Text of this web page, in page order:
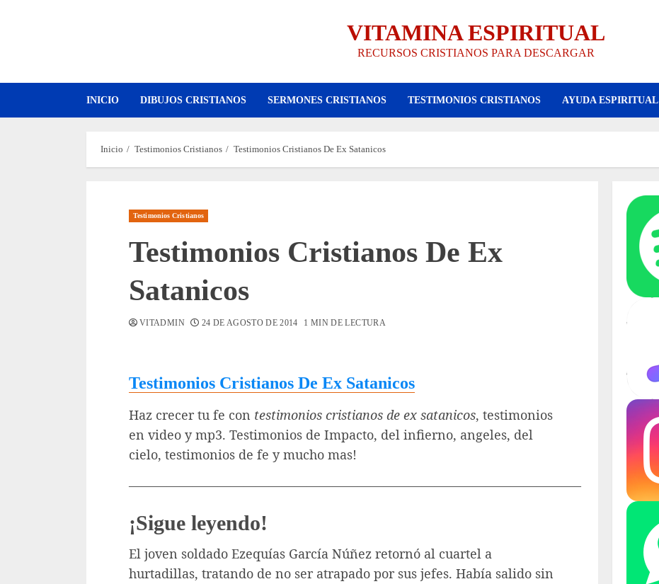
VITAMINA ESPIRITUAL
RECURSOS CRISTIANOS PARA DESCARGAR
INICIO DIBUJOS CRISTIANOS SERMONES CRISTIANOS TESTIMONIOS CRISTIANOS AYUDA ESPIRITUAL
Inicio Testimonios Cristianos Testimonios Cristianos De Ex Satanicos
Testimonios Cristianos
Testimonios Cristianos De Ex
Satanicos
VITADMIN 24 DE AGOSTO DE 2014 1 MIN DE LECTURA
Testimonios Cristianos De Ex Satanicos
Haz crecer tu fe con testimonios cristianos de ex satanicos, testimonios
en video y mp3. Testimonios de Impacto, del infierno, angeles, del
cielo, testimonios de fe y mucho mas!
———————————————————————————————————–
¡Sigue leyendo!
El joven soldado Ezequías García Núñez retornó al cuartel a
hurtadillas, tratando de no ser atrapado por sus jefes. Había salido sin